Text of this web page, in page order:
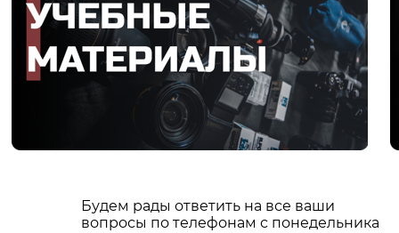
Будем рады ответить на все ваши
вопросы по телефонам с понедельника